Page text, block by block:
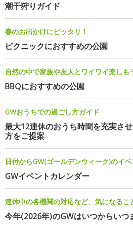
潮干狩りガイド
春のお出かけにピッタリ！
ピクニックにおすすめの公園
自然の中で家族や友人とワイワイ楽しも
BBQにおすすめの公園
GWおうちでの過ごし方ガイド
最大12連休のおうち時間を充実さ
方をご提案
日付からGW(ゴールデンウィーク)のイ
GWイベントカレンダー
連休中の各機関の対応など、気になるこ
今年(2026年)のGWはいつからいつ